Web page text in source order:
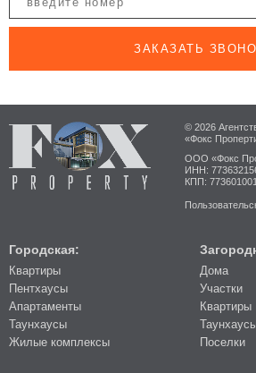
ЗАКАЗАТЬ
© 2026
«Фокс
ООО «Фокс
ИНН:
КПП:
Городская:
Квартиры
Пентхаусы
Апартаменты
Таунхаусы
Жилые комплексы
Дома
Участки
Квартиры
Поселки